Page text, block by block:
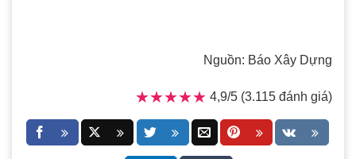
Nguồn: Báo Xây Dựng
★★★★★
★★★★★ 4,9/5 (3.115 đánh giá)